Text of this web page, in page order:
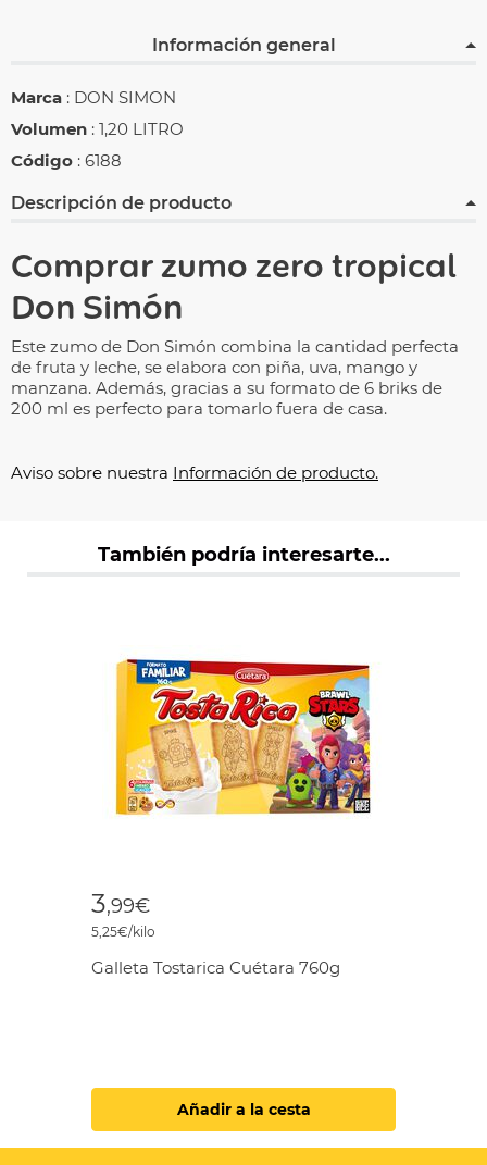
Información general
Marca : DON SIMON
Volumen : 1,20 LITRO
Código : 6188
Descripción de producto
Comprar zumo zero tropical
Don Simón
Este zumo de Don Simón combina la cantidad perfecta
de fruta y leche, se elabora con piña, uva, mango y
manzana. Además, gracias a su formato de 6 briks de
200 ml es perfecto para tomarlo fuera de casa.
Aviso sobre nuestra Información de producto.
También podría interesarte...
3,99€
5,25€/kilo
Galleta Tostarica Cuétara 760g
Añadir a la cesta